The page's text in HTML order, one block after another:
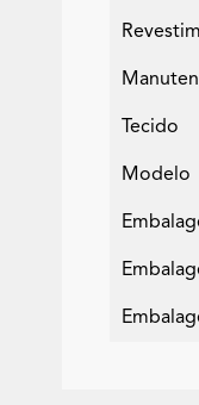
Tecido
Modelo